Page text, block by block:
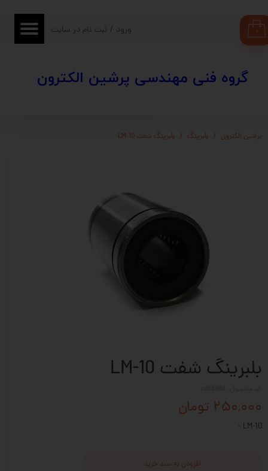
​​گروه فنی مهندسی پرشین الکترون
۰ ورود / ثبت نام در سایت
حساب کاربری من
سفارشات
پرشین الکترون بلبرینگ بلبرینگ شفت LM-10
بلبرینگ شفت LM-10
۲۵۰,۰۰۰ تومان
LM-10 -
افزودن به سبد خرید